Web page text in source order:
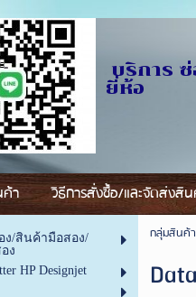
บริการ
า วิธีการสั่งซื้อ/และจัดส่งสิ
ง/สินค้ามือสอง/
ง
HP Designjet
กลุ่มสินค้า